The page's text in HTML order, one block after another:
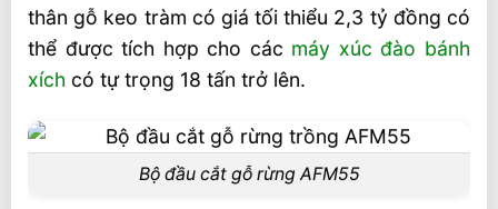
Khó khăn áp dụng đầu cắt gỗ keo
Video bộ đầu cắt gỗ keo rất tiện lợi
Công suất khai thác và tư vấn mua bộ đầu
Năng suất khai thác gỗ keo
thân gỗ keo tràm có giá tối thiểu 2,3 tỷ đồng có
thể được tích hợp cho các máy xúc đào bánh
xích có tự trọng 18 tấn trở lên.
Bộ đầu cắt gỗ rừng AFM55